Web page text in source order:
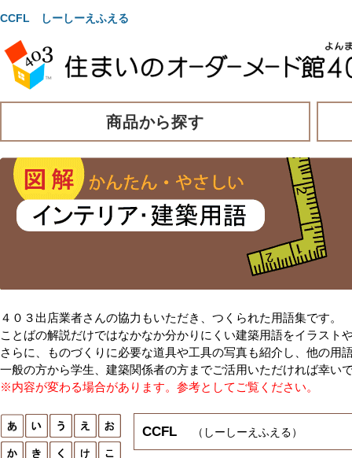
CCFL しーしーえふえる
商品から探す
４０３出店業者さんの協力もいただき、つくられた用語集です。
ことばの解説だけではなかなか分かりにくい建築用語をイラスト
さらに、ものづくりに必要な道具や工具の写真も紹介し、他の
一般の方から学生、建築関係者の方までご活用いただければ幸い
※内容が変わる場合があります。参考としてご覧ください。
CCFL （しーしーえふえる）